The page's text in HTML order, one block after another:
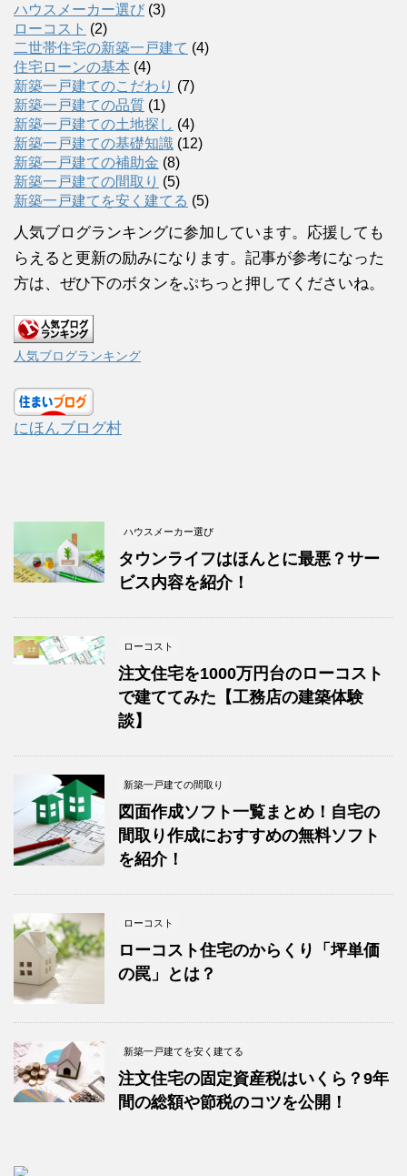
ハウスメーカー選び (3)
ローコスト (2)
二世帯住宅の新築一戸建て (4)
住宅ローンの基本 (4)
新築一戸建てのこだわり (7)
新築一戸建ての品質 (1)
新築一戸建ての土地探し (4)
新築一戸建ての基礎知識 (12)
新築一戸建ての補助金 (8)
新築一戸建ての間取り (5)
新築一戸建てを安く建てる (5)
人気ブログランキングに参加しています。応援しても
らえると更新の励みになります。記事が参考になった
方は、ぜひ下のボタンをぷちっと押してくださいね。
人気ブログランキング
にほんブログ村
ハウスメーカー選び
タウンライフはほんとに最悪？サー
ビス内容を紹介！
ローコスト
注文住宅を1000万円台のローコスト
で建ててみた【工務店の建築体験
談】
新築一戸建ての間取り
図面作成ソフト一覧まとめ！自宅の
間取り作成におすすめの無料ソフト
を紹介！
ローコスト
ローコスト住宅のからくり「坪単価
の罠」とは？
新築一戸建てを安く建てる
注文住宅の固定資産税はいくら？9年
間の総額や節税のコツを公開！